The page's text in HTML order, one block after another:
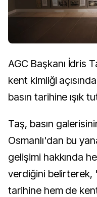
AGC Başkanı İdris
kent kimliği
basın tarihine ışık
Taş, basın
Osmanlı'dan bu
gelişimi hakkında
verdiğini belirterek,
tarihine hem de